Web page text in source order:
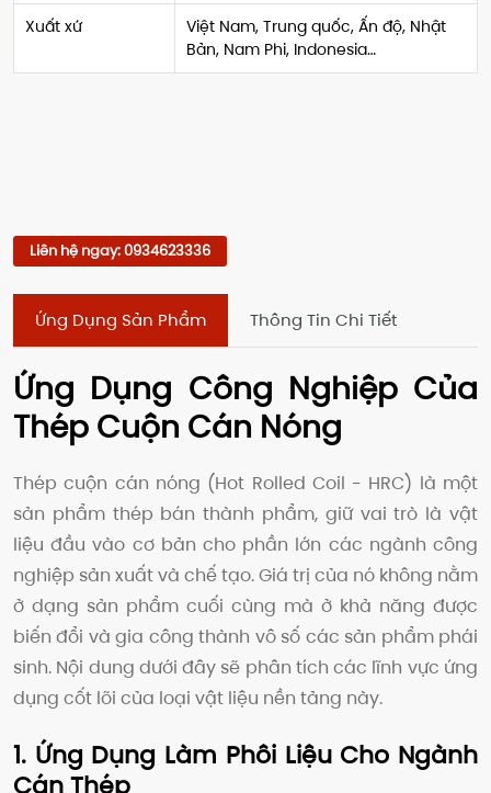
Xuất xứ
Việt Nam, Trung quốc, Ấn độ, Nhật
Bản, Nam Phi, Indonesia…
Liên hệ ngay: 0934623336
Ứng Dụng Sản Phẩm Thông Tin Chi Tiết
Ứng Dụng Công Nghiệp Của
Thép Cuộn Cán Nóng
Thép cuộn cán nóng (Hot Rolled Coil - HRC) là một
sản phẩm thép bán thành phẩm, giữ vai trò là vật
liệu đầu vào cơ bản cho phần lớn các ngành công
nghiệp sản xuất và chế tạo. Giá trị của nó không nằm
ở dạng sản phẩm cuối cùng mà ở khả năng được
biến đổi và gia công thành vô số các sản phẩm phái
sinh. Nội dung dưới đây sẽ phân tích các lĩnh vực ứng
dụng cốt lõi của loại vật liệu nền tảng này.
1. Ứng Dụng Làm Phôi Liệu Cho Ngành
Cán Thép